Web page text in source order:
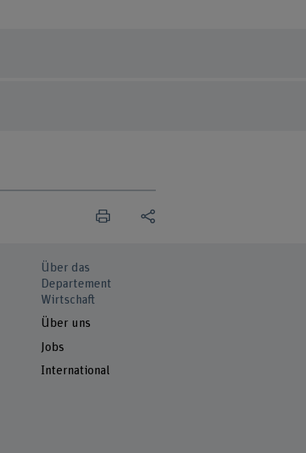
Über das
Departement
Wirtschaft
Über uns
Jobs
International